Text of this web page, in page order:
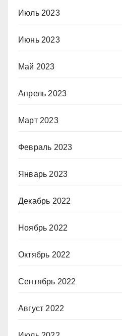
Июль 2023
Июнь 2023
Май 2023
Апрель 2023
Март 2023
Февраль 2023
Январь 2023
Декабрь 2022
Ноябрь 2022
Октябрь 2022
Сентябрь 2022
Август 2022